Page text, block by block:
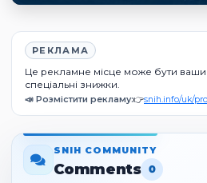
РЕКЛАМА
Це рекламне місце може бути
спеціальні знижки.
📣 Розмістити рекламу:👉snih.info/uk/
SNIH COMMUNITY
Comments 0